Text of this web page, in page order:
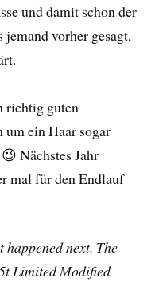
und damit schon der
jemand vorher gesagt,
richtig guten
um ein Haar sogar
Nächstes Jahr
mal für den Endlauf
happened next. The
Limited Modified